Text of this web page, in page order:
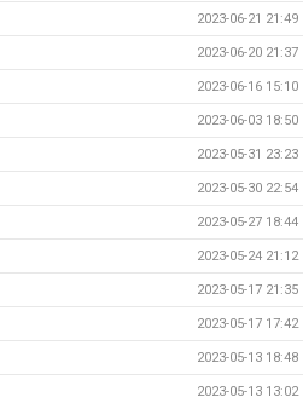
2023-06-21 21:49
2023-06-20 21:37
2023-06-16 15:10
2023-06-03 18:50
2023-05-31 23:23
2023-05-30 22:54
2023-05-27 18:44
2023-05-24 21:12
2023-05-17 21:35
2023-05-17 17:42
2023-05-13 18:48
2023-05-13 13:02